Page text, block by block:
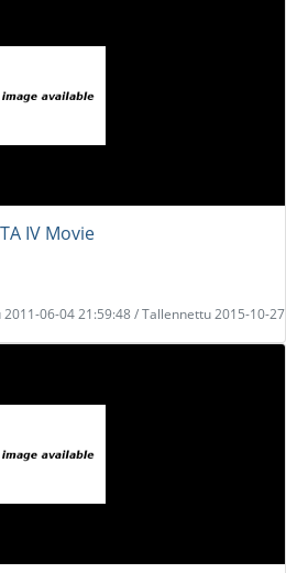
IV Movie
2011-06-04 21:59:48 / Tallennettu 2015-10-27